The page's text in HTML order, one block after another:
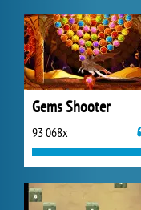
Gems Shooter
93 068x